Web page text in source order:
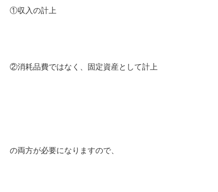
①収入の計上
②消耗品費ではなく、固定資産として計上
の両方が必要になりますので、